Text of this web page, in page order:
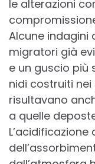
le alterazioni
Alcune indagini
migratori già
e un guscio più
nidi costruiti
risultavano
a quelle